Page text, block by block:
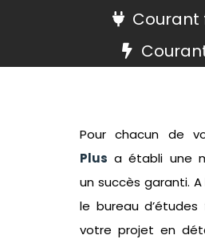
Courant
Pour chacun de
Plus a établi une
un succès garanti.
le bureau d’études
votre projet en